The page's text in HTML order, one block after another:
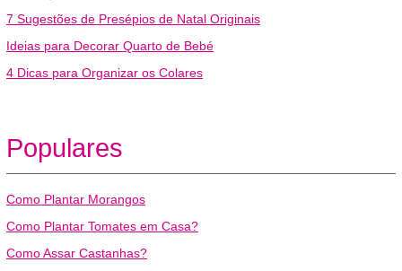
7 Sugestões de Presépios de Natal Originais
Ideias para Decorar Quarto de Bebé
4 Dicas para Organizar os Colares
Populares
Como Plantar Morangos
Como Plantar Tomates em Casa?
Como Assar Castanhas?